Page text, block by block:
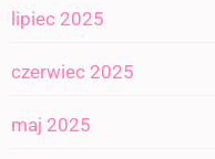
lipiec 2025
czerwiec 2025
maj 2025